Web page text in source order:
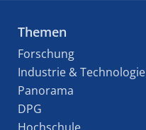
Themen
Forschung
Industrie & Technologie
Panorama
DPG